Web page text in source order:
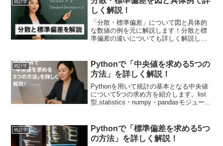
ールを使用する方法を紹介します。
統計学
しく解説！
「分散・標準偏差」について図と具体的
な数値の例を元に解説します！分散と標
準偏差の違いについても詳しく解説しま
な概念を学んでいきましょう！
統計学
Pythonで「中央値を求める5つの
方法」を詳しく解説！
Pythonを用いて統計の基本となる中央値
について5つの求め方を紹介します。list
型,statistics・numpy・pandasモジュール
統計学
Pythonで「標準偏差を求める5つ
の方法」を詳しく解説！